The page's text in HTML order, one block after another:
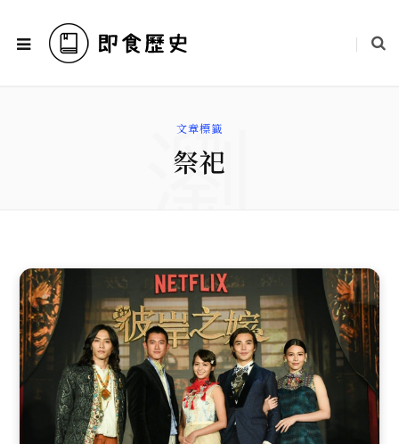
文章標籤
祭祀
瀏
覽